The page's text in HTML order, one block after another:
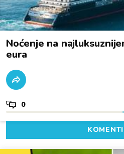
Noćenje na
eura
0